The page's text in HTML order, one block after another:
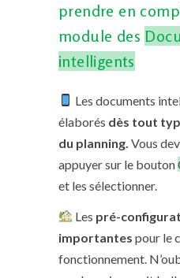
prendre en
module des
intelligents
Les documents
élaborés dès tout
du planning. Vous
appuyer sur le bouton
et les sélectionner.
Les pré-
importantes pour le
fonctionnement.